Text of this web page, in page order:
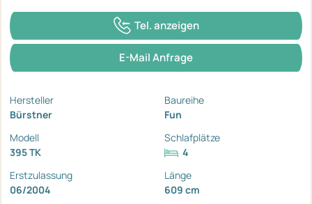
Tel. anzeigen
E-Mail Anfrage
Hersteller
Bürstner
Baureihe
Fun
Modell
395 TK
Schlafplätze
4
Erstzulassung
06/2004
Länge
609 cm